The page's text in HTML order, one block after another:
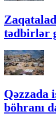
tədbirlər
Qəzzada
böhranı